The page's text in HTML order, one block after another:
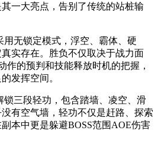
一大亮点，告别了传统的站桩输
无锁定模式，浮空、霸体、硬
实存在。胜负不仅取决于战力面
作的预判和技能释放时机的把握，
发挥空间。
锁三段轻功，包含踏墙、凌空、滑
有空气墙，轻功不仅是赶路、探索
本中更是躲避BOSS范围AOE伤害